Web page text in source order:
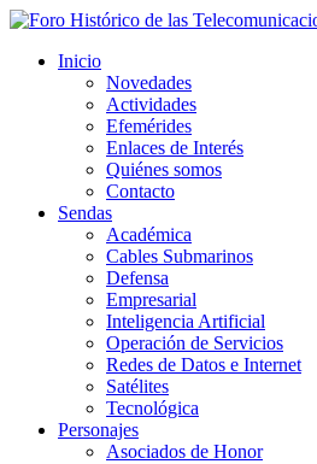
Inicio
Novedades
Actividades
Efemérides
Enlaces de Interés
Quiénes somos
Contacto
Sendas
Académica
Cables Submarinos
Defensa
Empresarial
Inteligencia Artificial
Operación de Servicios
Redes de Datos e Internet
Satélites
Tecnológica
Personajes
Asociados de Honor